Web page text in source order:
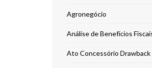
Agronegócio
Análise de Benefícios
Ato Concessório Drawback